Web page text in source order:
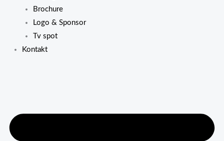
Brochure
Logo & Sponsor
Tv spot
Kontakt